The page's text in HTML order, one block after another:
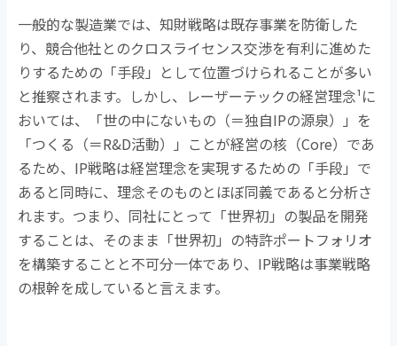
一般的な製造業では、知財戦略は既存事業を防衛した
り、競合他社とのクロスライセンス交渉を有利に進めた
りするための「手段」として位置づけられることが多い
と推察されます。しかし、レーザーテックの経営理念¹に
おいては、「世の中にないもの（＝独自IPの源泉）」を
「つくる（＝R&D活動）」ことが経営の核（Core）であ
るため、 IP戦略は経営理念を実現するための「手段」で
あると同時に、理念そのものとほぼ同義であると分析さ
れます。つまり、同社にとって「世界初」の製品を開発
することは、そのまま「世界初」の特許ポートフォリオ
を構築することと不可分一体であり、 IP戦略は事業戦略
の根幹を成していると言えます。